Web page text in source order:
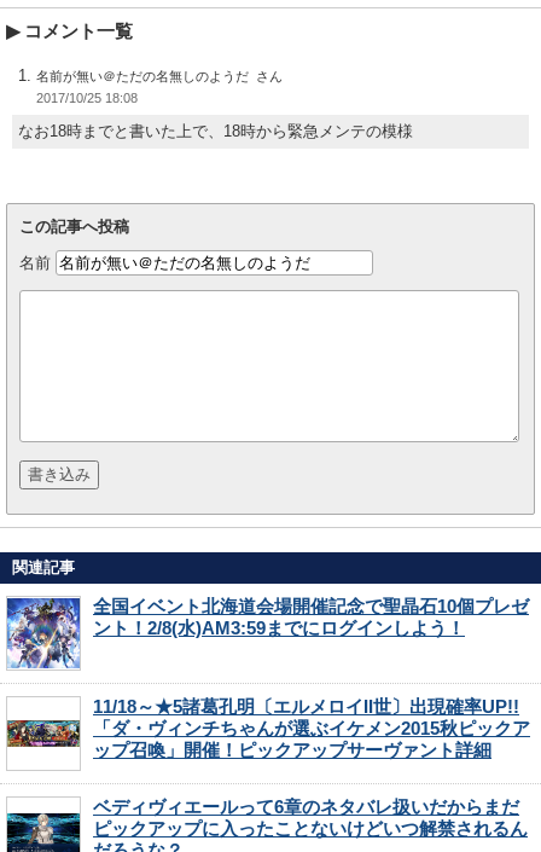
コメント一覧
名前が無い＠ただの名無しのようだ
2017/10/25 18:08
なお18時までと書いた上で、18時から緊急メンテの模様
この記事へ投稿
名前
関連記事
全国イベント北海道会場開催記念で聖晶石10個プレゼ
ント！2/8(水)AM3:59までにログインしよう！
11/18～★5諸葛孔明〔エルメロイII世〕出現確率UP!!
「ダ・ヴィンチちゃんが選ぶイケメン2015秋ピックア
ップ召喚」開催！ピックアップサーヴァント詳細
ベディヴィエールって6章のネタバレ扱いだからまだ
ピックアップに入ったことないけどいつ解禁されるん